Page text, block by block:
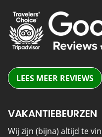
LEES MEER REVIEWS
VAKANTIEBEURZEN
Wij zijn (bijna) altijd te